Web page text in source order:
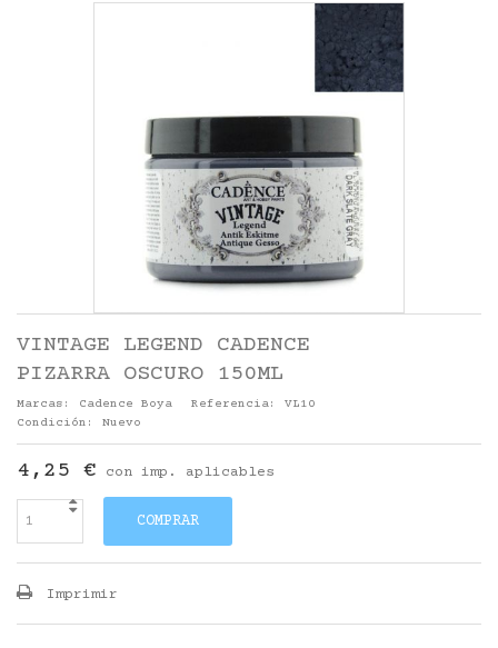
VINTAGE LEGEND CADENCE
PIZARRA OSCURO 150ML
Marcas: Cadence Boya Referencia:
VL10
Condición:
Nuevo
4,25 € con imp. aplicables
COMPRAR
Imprimir